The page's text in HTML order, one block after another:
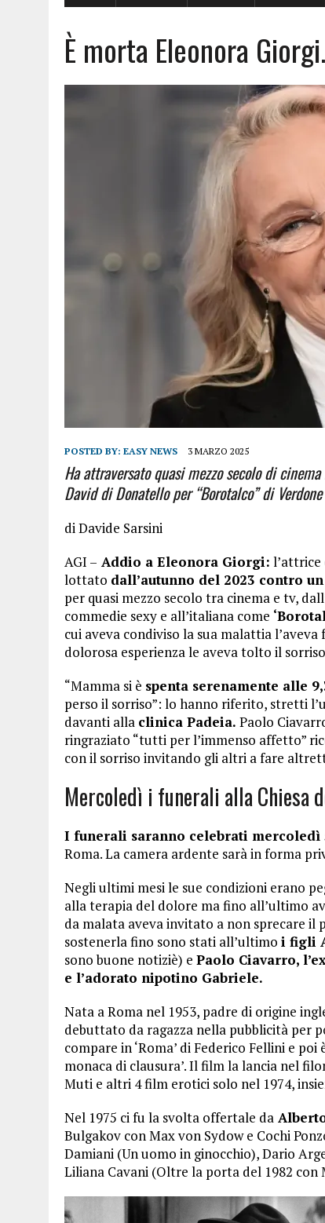
È morta Eleonora
POSTED BY: EASY NEWS 3 MARZO 2025
Ha attraversato quasi mezzo secolo di
David di Donatello per “Borotalco” di Verdone
di Davide Sarsini
AGI – Addio a Eleonora Giorgi: l’attrice
lottato dall’autunno del 2023 contro
per quasi mezzo secolo tra cinema e tv,
commedie sexy e all’italiana come
cui aveva condiviso la sua malattia
dolorosa esperienza le aveva tolto il
“Mamma si è spenta serenamente alle
perso il sorriso”: lo hanno riferito, stretti
davanti alla clinica Padeia. Paolo
ringraziato “tutti per l’immenso affetto”
con il sorriso invitando gli altri a fare
Mercoledì i funerali alla Chiesa
I funerali saranno celebrati mercoledì
Roma. La camera ardente sarà in forma
Negli ultimi mesi le sue condizioni erano
alla terapia del dolore ma fino all’ultimo
da malata aveva invitato a non sprecare il
sostenerla fino sono stati all’ultimo i figli
sono buone notiziè) e Paolo Ciavarro,
e l’adorato nipotino Gabriele.
Nata a Roma nel 1953, padre di origine
debuttato da ragazza nella pubblicità per
compare in ‘Roma’ di Federico Fellini e
monaca di clausura’. Il film la lancia nel
Muti e altri 4 film erotici solo nel 1974,
Nel 1975 ci fu la svolta offertale da
Bulgakov con Max von Sydow e Cochi
Damiani (Un uomo in ginocchio), Dario
Liliana Cavani (Oltre la porta del 1982